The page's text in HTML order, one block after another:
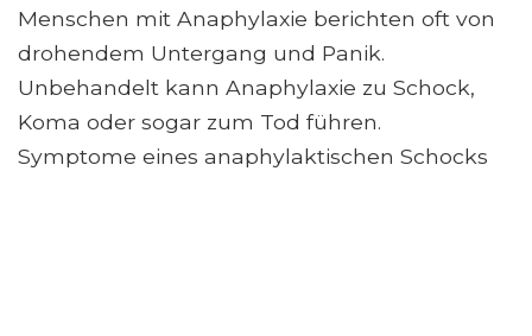
Menschen mit Anaphylaxie berichten oft von
drohendem Untergang und Panik.
Unbehandelt kann Anaphylaxie zu Schock,
Koma oder sogar zum Tod führen.
Symptome eines anaphylaktischen Schocks